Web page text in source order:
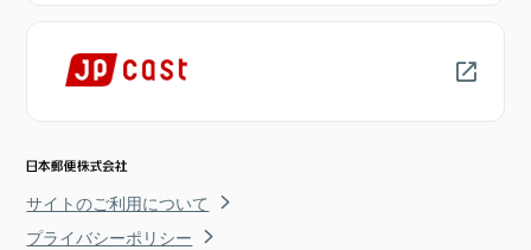
サイトのご利用について
プライバシーポリシー